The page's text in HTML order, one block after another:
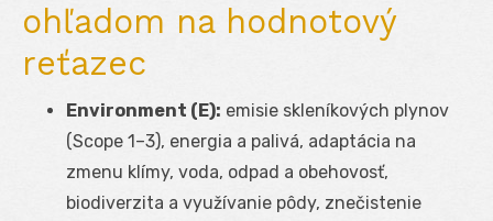
ohľadom na hodnotový
reťazec
Environment (E): emisie skleníkových plynov
(Scope 1–3), energia a palivá, adaptácia na
zmenu klímy, voda, odpad a obehovosť,
biodiverzita a využívanie pôdy, znečistenie